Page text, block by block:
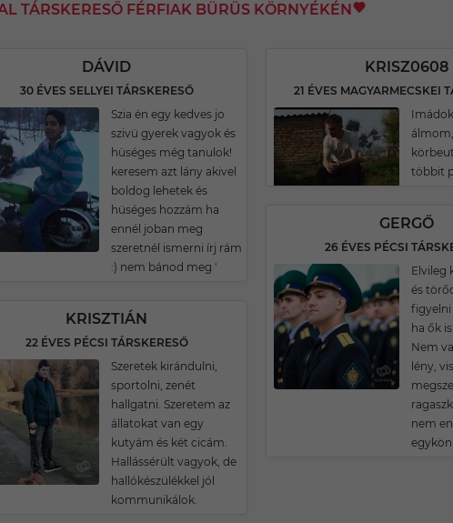
TÁRSKERESŐ FÉRFIAK BÜRÜS KÖRNYÉKÉN
DÁVID
30 ÉVES SELLYEI TÁRSKERESŐ
Szia én egy kedves jo
szivü gyerek vagyok és
hüséges még tanulok!
keresem azt lány akivel
boldog lehetek és
hüséges hozzám ha
ennél joban meg
szeretnél ismerni írj rám
:) nem bánod meg '
KRISZTIÁN
22 ÉVES PÉCSI TÁRSKERESŐ
Szeretek kirándulni,
sportolni, zenét
hallgatni. Szeretem az
állatokat van egy
kutyám és két cicám.
Hallássérült vagyok, de
hallókészülékkel jól
kommunikálok.
KRISZ0608
többit
GERGŐ
26 ÉVES PÉCSI
Elvileg
és
figyelni
ha ők
Nem
lény,
nem